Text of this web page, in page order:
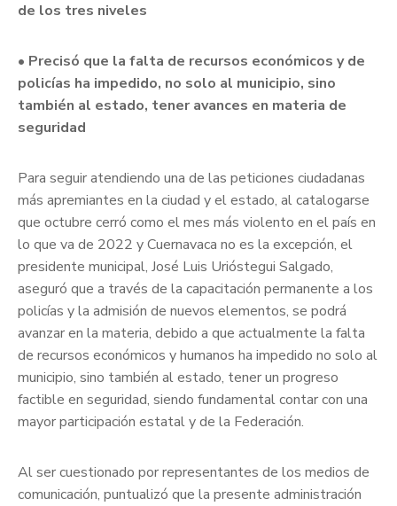
de los tres niveles
• Precisó que la falta de recursos económicos y de
policías ha impedido, no solo al municipio, sino
también al estado, tener avances en materia de
seguridad
Para seguir atendiendo una de las peticiones ciudadanas
más apremiantes en la ciudad y el estado, al catalogarse
que octubre cerró como el mes más violento en el país en
lo que va de 2022 y Cuernavaca no es la excepción, el
presidente municipal, José Luis Urióstegui Salgado,
aseguró que a través de la capacitación permanente a los
policías y la admisión de nuevos elementos, se podrá
avanzar en la materia, debido a que actualmente la falta
de recursos económicos y humanos ha impedido no solo al
municipio, sino también al estado, tener un progreso
factible en seguridad, siendo fundamental contar con una
mayor participación estatal y de la Federación.
Al ser cuestionado por representantes de los medios de
comunicación, puntualizó que la presente administración